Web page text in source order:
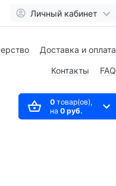
Личный кабинет
Доставка и оплата
Контакты FAQ
0товар(ов),
на 0 руб.